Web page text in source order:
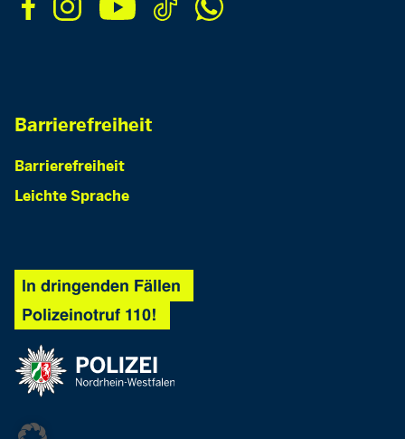
Barrierefreiheit
Barrierefreiheit
Leichte Sprache